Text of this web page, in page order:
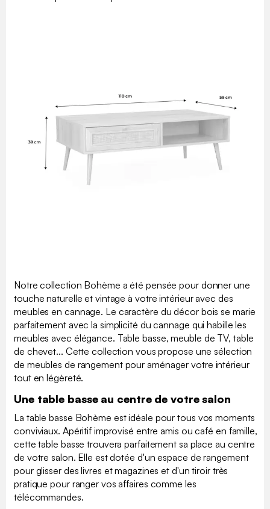
Notre collection Bohème a été pensée pour donner une
touche naturelle et vintage à votre intérieur avec des
meubles en cannage. Le caractère du décor bois se marie
parfaitement avec la simplicité du cannage qui habille les
meubles avec élégance. Table basse, meuble de TV, table
de chevet... Cette collection vous propose une sélection
de meubles de rangement pour aménager votre intérieur
tout en légèreté.
Une table basse au centre de votre salon
La table basse Bohème est idéale pour tous vos moments
conviviaux. Apéritif improvisé entre amis ou café en famille,
cette table basse trouvera parfaitement sa place au centre
de votre salon. Elle est dotée d'un espace de rangement
pour glisser des livres et magazines et d'un tiroir très
pratique pour ranger vos affaires comme les
télécommandes.